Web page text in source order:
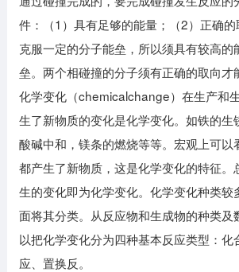
件：（1）具有足够的能量；（2）正确
克服一定的分子能垒，所以须具有较高的
垒。两个相碰撞的分子须有正确的取向才
化学变化（chemicalchange）在生产和
生了新物质的变化是化学变化。如铁的生
酸碱中和，镁条的燃烧等等。宏观上可以
都产生了新物质，这是化学变化的特征。
生的变化即为化学变化。化学变化种类较
面将其分类。从反应物和生成物的种类及
以把化学变化分为四种基本反应类型：化
应、置换反。